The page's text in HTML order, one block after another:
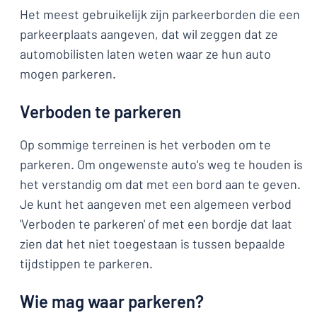
Het meest gebruikelijk zijn parkeerborden die een
parkeerplaats aangeven, dat wil zeggen dat ze
automobilisten laten weten waar ze hun auto
mogen parkeren.
Verboden te parkeren
Op sommige terreinen is het verboden om te
parkeren. Om ongewenste auto's weg te houden is
het verstandig om dat met een bord aan te geven.
Je kunt het aangeven met een algemeen verbod
'Verboden te parkeren' of met een bordje dat laat
zien dat het niet toegestaan is tussen bepaalde
tijdstippen te parkeren.
Wie mag waar parkeren?